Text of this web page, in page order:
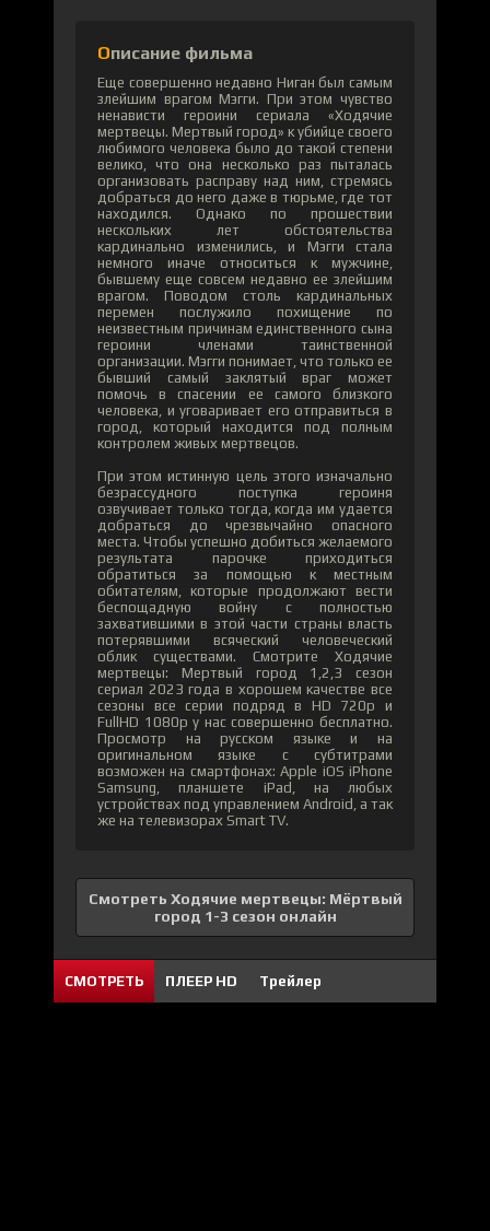
Описание фильма
Еще совершенно недавно Ниган был самым
злейшим врагом Мэгги. При этом чувство
ненависти героини сериала «Ходячие
мертвецы. Мертвый город» к убийце своего
любимого человека было до такой степени
велико, что она несколько раз пыталась
организовать расправу над ним, стремясь
добраться до него даже в тюрьме, где тот
находился. Однако по прошествии
нескольких лет обстоятельства
кардинально изменились, и Мэгги стала
немного иначе относиться к мужчине,
бывшему еще совсем недавно ее злейшим
врагом. Поводом столь кардинальных
перемен послужило похищение по
неизвестным причинам единственного сына
героини членами таинственной
организации. Мэгги понимает, что только ее
бывший самый заклятый враг может
помочь в спасении ее самого близкого
человека, и уговаривает его отправиться в
город, который находится под полным
контролем живых мертвецов.
При этом истинную цель этого изначально
безрассудного поступка героиня
озвучивает только тогда, когда им удается
добраться до чрезвычайно опасного
места. Чтобы успешно добиться желаемого
результата парочке приходиться
обратиться за помощью к местным
обитателям, которые продолжают вести
беспощадную войну с полностью
захватившими в этой части страны власть
потерявшими всяческий человеческий
облик существами. Смотрите Ходячие
мертвецы: Мертвый город 1,2,3 сезон
сериал 2023 года в хорошем качестве все
сезоны все серии подряд в HD 720p и
FullHD 1080p у нас совершенно бесплатно.
Просмотр на русском языке и на
оригинальном языке с субтитрами
возможен на смартфонах: Apple iOS iPhone
Samsung, планшете iPad, на любых
устройствах под управлением Android, а так
же на телевизорах Smart TV.
Смотреть Ходячие мертвецы: Мёртвый
город 1-3 сезон онлайн
СМОТРЕТЬ ПЛЕЕР HD Трейлер